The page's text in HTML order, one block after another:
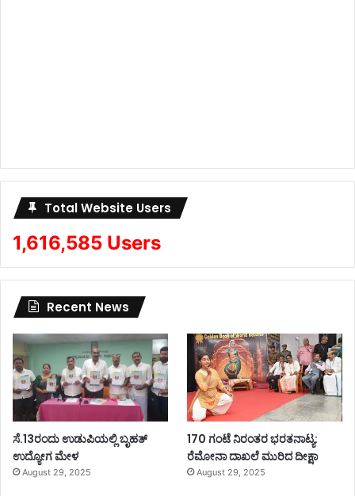
Total Website Users
1,616,585 Users
Recent News
ಸೆ.13ರಂದು ಉಡುಪಿಯಲ್ಲಿ ಬೃಹತ್
ಉದ್ಯೋಗ ಮೇಳ
August 29, 2025
170 ಗಂಟೆ ನಿರಂತರ ಭರತನಾಟ್ಯ:
ರೆಮೋನಾ ದಾಖಲೆ ಮುರಿದ ದೀಕ್ಷಾ
August 29, 2025